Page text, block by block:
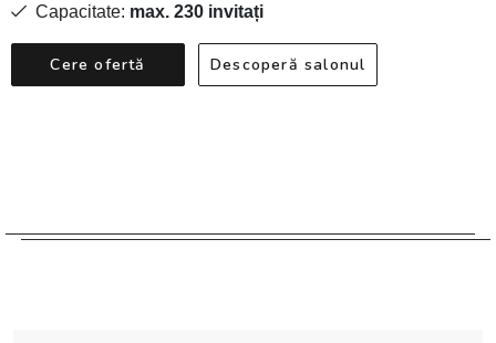
Capacitate: max. 230 invitați
Cere ofertă Descoperă salonul